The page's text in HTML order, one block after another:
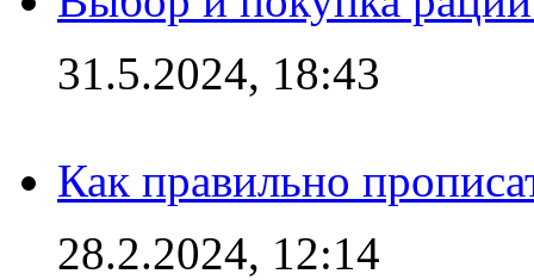
31.5.2024, 18:43
Как правильно
28.2.2024, 12:14